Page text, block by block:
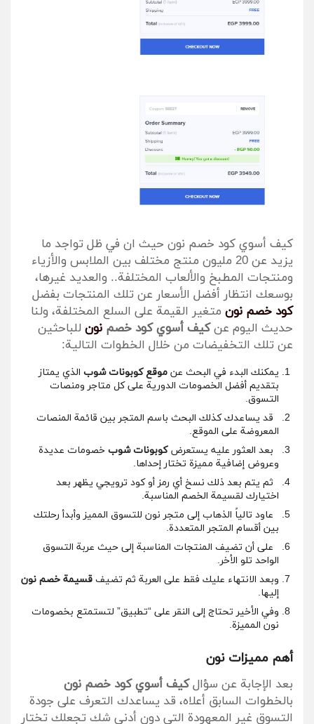
كيف أسوي كود خصم نون حيث ان في ظل تواجد ما
يزيد عن 20 مليون منتج مختلف بين الملابس والأزياء
ومنتجات المطبخ والألعاب المختلفة.. والعديد غيرها،
بوسعك انتظار أفضل الأسعار عن تلك المنتجات بفضل
كود خصم نون متغير القيمة على السلع المختلفة، ولنا
حديث اليوم عنكيف أسوي كود خصم نون للباحثين
عن تلك التخفيضات من خلال الخطوات التالية:
يمكنك البدء في البحث عن موقع كوبونات شوب الذي يمتاز
بتقديم أفضل الخصومات الدورية على كل متاجر ومنصات
التسوق.
قد يساعدك كذلك البحث باسم المتجر بين قائمة المنصات
المعروضة على الموقع.
بعد العثور عليه يستعرض كوبونات شوب خصومات عديدة
وعروض إضافية مميزة تختار إحداها.
ثم يتم بعد ذلك نسخ أي رمز أو كود ترويجي يظهر بعد
اختيارك لقسيمة الخصم المناسبة.
عاود تالياً الذهاب إلى متجر نون للتسوق المميز وأبدأ رحلتك
بين أقسام المتجر المتعددة.
على أن تضيف المنتجات المناسبة إلى حيث عربة التسوق
الواحد تلو الأخر.
وبعد الانتهاء عليك فقط على العربة ثم تضيف قسيمة خصم نون
إليها.
وفي الأخير تحتاج إلى النقر على “تطبيق” لتستمتع بخصومات
نون المميزة.
أهم مميزات نون
بعد الإجابة عن سؤالكيف أسوي كود خصم نون
بالخطوات السابق أعلاه، قد يساعدك التعرف على جودة
التسوق غير المعهودة التي دون أدني شك تجعلك تختار